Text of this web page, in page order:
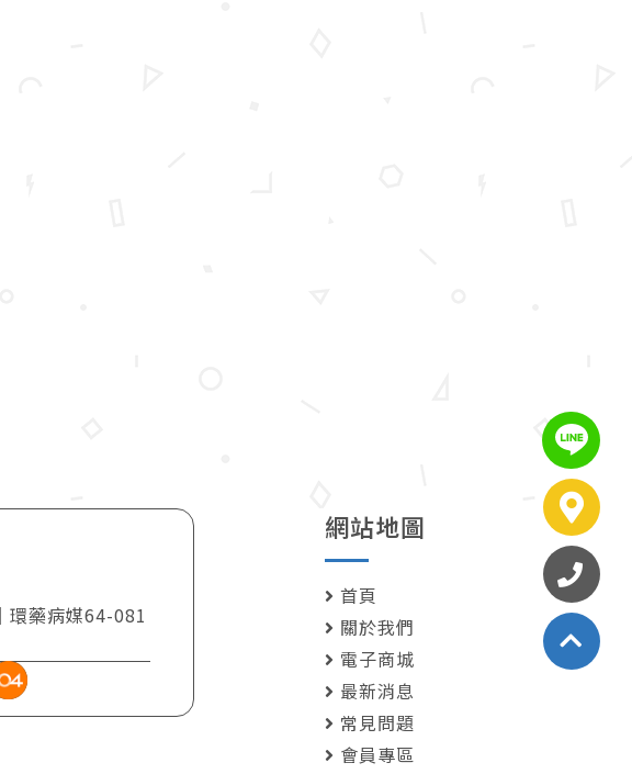
環藥病媒64-081
網站地圖
首頁
關於我們
電子商城
最新消息
常見問題
會員專區
服
撥打
07-